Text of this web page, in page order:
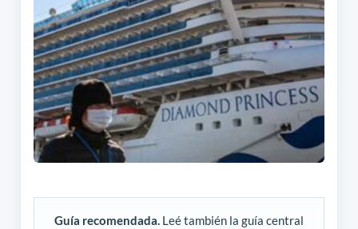
Guía recomendada.Leé también la guía central